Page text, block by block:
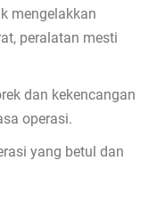
mengelakkan
peralatan mesti
dan kekencangan
operasi.
yang betul dan